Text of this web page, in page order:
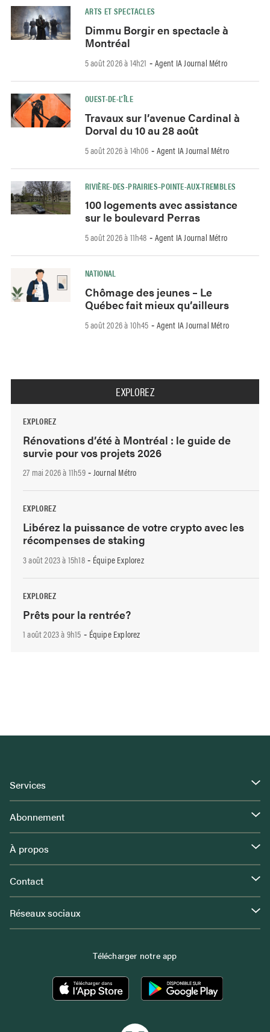
ARTS ET SPECTACLES
Dimmu Borgir en spectacle à
Montréal
5 août 2026 à 14h21 - Agent IA Journal Métro
OUEST-DE-L’ÎLE
Travaux sur l’avenue Cardinal à
Dorval du 10 au 28 août
5 août 2026 à 14h06 - Agent IA Journal Métro
RIVIÈRE-DES-PRAIRIES–POINTE-AUX-TREMBLES
100 logements avec assistance
sur le boulevard Perras
5 août 2026 à 11h48 - Agent IA Journal Métro
NATIONAL
Chômage des jeunes – Le
Québec fait mieux qu’ailleurs
5 août 2026 à 10h45 - Agent IA Journal Métro
EXPLOREZ
EXPLOREZ
Rénovations d’été à Montréal : le guide de
survie pour vos projets 2026
27 mai 2026 à 11h59- Journal Métro
EXPLOREZ
Libérez la puissance de votre crypto avec les
récompenses de staking
3 août 2023 à 15h18- Équipe Explorez
EXPLOREZ
Prêts pour la rentrée?
1 août 2023 à 9h15 - Équipe Explorez
Services
Abonnement
À propos
Contact
Réseaux sociaux
Télécharger notre app